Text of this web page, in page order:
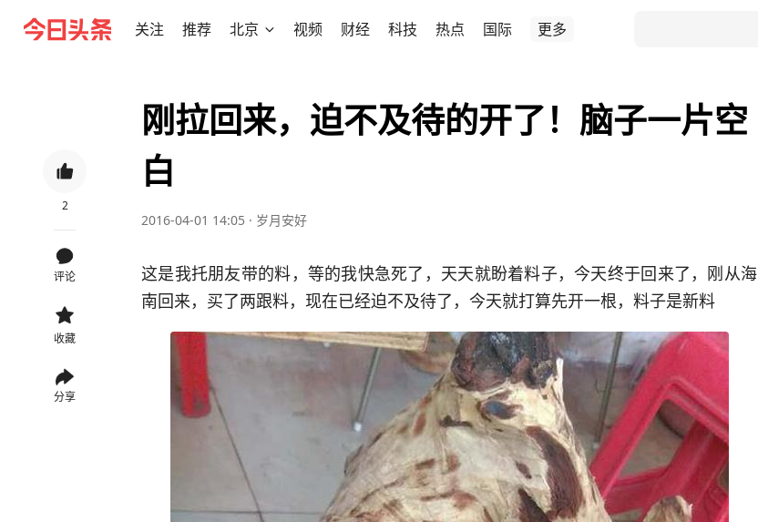
关注 推荐 北京 视频 财经 科技 热点 国际 更多
2
评论
收藏
分享
刚拉回来，迫不及待的开了！脑子一片空
白
2016-04-01 14:05 · 岁月安好
这是我托朋友带的料，等的我快急死了，天天就盼着料子，今天终于回来了，刚从海
南回来，买了两跟料，现在已经迫不及待了，今天就打算先开一根，料子是新料